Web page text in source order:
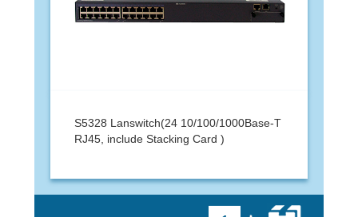
S5328 Lanswitch(24 10/100/1000Base-T
RJ45, include Stacking Card )